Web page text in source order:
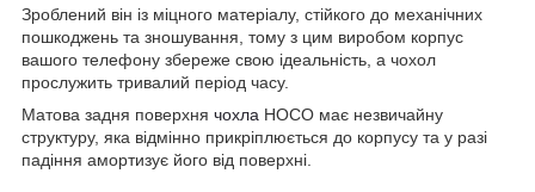
Зроблений він із міцного матеріалу, стійкого до механічних
пошкоджень та зношування, тому з цим виробом корпус
вашого телефону збереже свою ідеальність, а чохол
прослужить тривалий період часу.
Матова задня поверхня чохла HOCO має незвичайну
структуру, яка відмінно прикріплюється до корпусу та у разі
падіння амортизує його від поверхні.